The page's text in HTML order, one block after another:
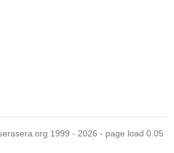
1999 - 2026 - page load 0.05